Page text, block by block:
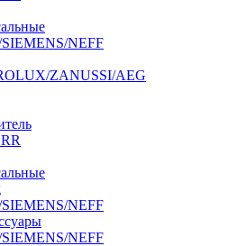
NEFF
ZANUSSI/AEG
NEFF
NEFF